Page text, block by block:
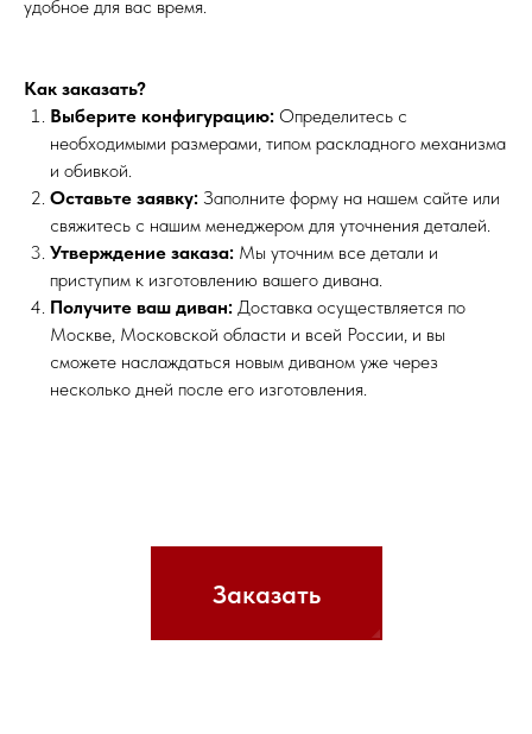
удобное для вас время.
Как заказать?
Выберите конфигурацию: Определитесь с
необходимыми размерами, типом раскладного механизма
и обивкой.
Оставьте заявку: Заполните форму на нашем сайте или
свяжитесь с нашим менеджером для уточнения деталей.
Утверждение заказа: Мы уточним все детали и
приступим к изготовлению вашего дивана.
Получите ваш диван: Доставка осуществляется по
Москве, Московской области и всей России, и вы
сможете наслаждаться новым диваном уже через
несколько дней после его изготовления.
Заказать